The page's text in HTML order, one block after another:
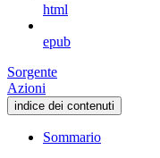
html
epub
Sorgente
Azioni
indice dei contenuti
Sommario